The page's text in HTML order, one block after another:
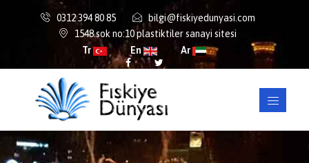
0312 394 80 85
bilgi@fiskiyedunyasi.com
1548.sok no:10 plastiktiler sanayi sitesi
Tr
En Ar